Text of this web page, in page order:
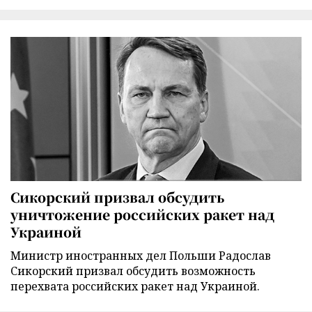
Сикорский призвал обсудить
уничтожение российских ракет над
Украиной
Министр иностранных дел Польши Радослав
Сикорский призвал обсудить возможность
перехвата российских ракет над Украиной.